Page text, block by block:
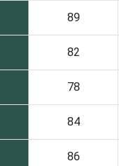
89
82
78
84
86